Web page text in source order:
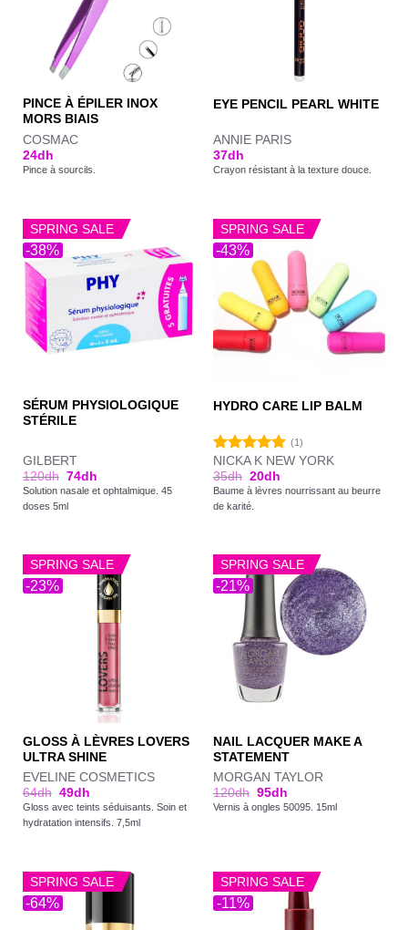
PINCE À ÉPILER INOX
MORS BIAIS
COSMAC
24dh
Pince à sourcils.
EYE PENCIL PEARL WHITE
ANNIE PARIS
37dh
Crayon résistant à la texture douce.
-38%
SPRING SALE
SÉRUM PHYSIOLOGIQUE
STÉRILE
GILBERT
120dh 74dh
Solution nasale et ophtalmique. 45
doses 5ml
-43%
SPRING SALE
HYDRO CARE LIP BALM
Note5.00
sur 5
(1)
NICKA K NEW YORK
35dh 20dh
Baume à lèvres nourrissant au beurre
de karité.
-23%
SPRING SALE
GLOSS À LÈVRES LOVERS
ULTRA SHINE
EVELINE COSMETICS
64dh 49dh
Gloss avec teints séduisants. Soin et
hydratation intensifs. 7,5ml
-21%
SPRING SALE
NAIL LACQUER MAKE A
STATEMENT
MORGAN TAYLOR
120dh 95dh
Vernis à ongles 50095. 15ml
-64%
SPRING SALE
-11%
SPRING SALE